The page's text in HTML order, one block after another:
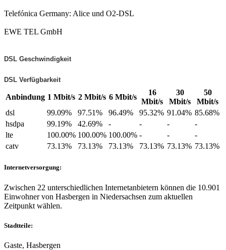
Telefónica Germany: Alice und O2-DSL
EWE TEL GmbH
DSL Geschwindigkeit
DSL Verfügbarkeit
Anbindung 1 Mbit/s 2 Mbit/s 6 Mbit/s
16
Mbit/s
30
Mbit/s
50
Mbit/s
dsl
99.09% 97.51% 96.49% 95.32% 91.04% 85.68%
hsdpa
99.19% 42.69% - - -
-
lte
100.00% 100.00% 100.00% - -
-
catv
73.13% 73.13% 73.13% 73.13% 73.13% 73.13%
Internetversorgung:
Zwischen 22 unterschiedlichen Internetanbietern können die 10.901
Einwohner von Hasbergen in Niedersachsen zum aktuellen
Zeitpunkt wählen.
Stadtteile:
Gaste, Hasbergen